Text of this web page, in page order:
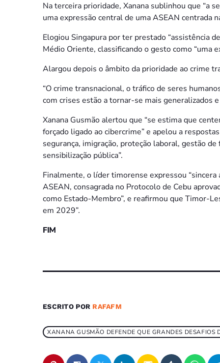
Na terceira prioridade, Xanana sublinhou que “a
uma expressão central de uma ASEAN centrada
Elogiou Singapura por ter prestado “assistência
Médio Oriente, classificando o gesto como “uma
Alargou depois o âmbito da prioridade ao crime
“O crime transnacional, o tráfico de seres
com crises estão a tornar-se mais generalizados
Xanana Gusmão alertou que “se estima que
forçado ligado ao cibercrime” e apelou a
segurança, imigração, proteção laboral, gestão
sensibilização pública”.
Finalmente, o líder timorense expressou
ASEAN, consagrada no Protocolo de Cebu
como Estado-Membro”, e reafirmou que Timor-
em 2029”.
FIM
ESCRITO POR RAFAFM
XANANA GUSMÃO DEFENDE QUE GRANDES DESAFIOS